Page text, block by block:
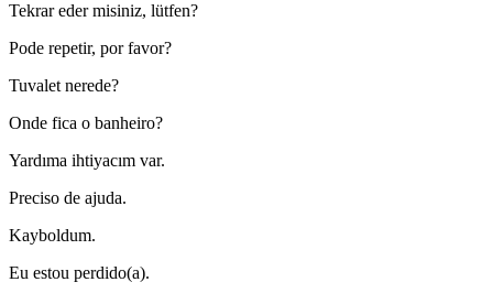
Tekrar eder misiniz, lütfen?
Pode repetir, por favor?
Tuvalet nerede?
Onde fica o banheiro?
Yardıma ihtiyacım var.
Preciso de ajuda.
Kayboldum.
Eu estou perdido(a).